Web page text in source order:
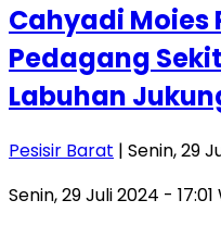
Cahyadi Moies
Pedagang
Labuhan
Pesisir Barat | Senin, 29
Senin, 29 Juli 2024 - 17:01